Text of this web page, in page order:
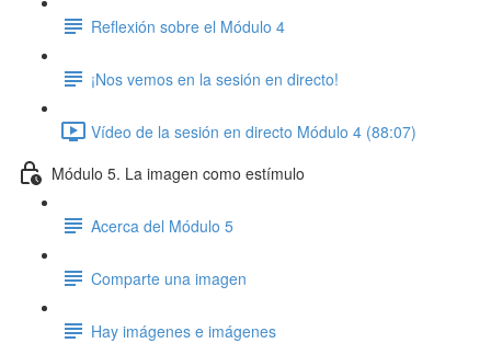
Reflexión sobre el Módulo 4
¡Nos vemos en la sesión en directo!
Vídeo de la sesión en directo Módulo 4 (88:07)
Módulo 5. La imagen como estímulo
Acerca del Módulo 5
Comparte una imagen
Hay imágenes e imágenes